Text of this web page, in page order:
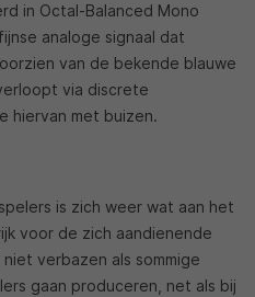
in Octal-Balanced Mono
analoge signaal dat
van de bekende blauwe
via discrete
hiervan met buizen.
is zich weer wat aan het
voor de zich aandienende
verbazen als sommige
gaan produceren, net als bij